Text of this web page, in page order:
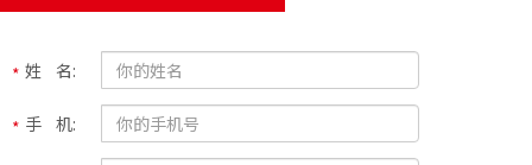
姓 名:
手 机: